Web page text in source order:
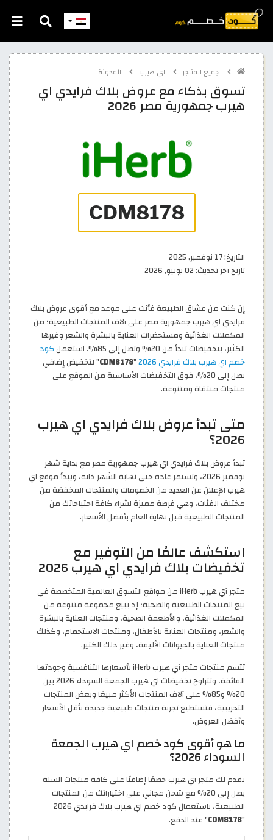
جميع المتاجر اي هيرب المدونة
تسوق بذكاء مع عروض بلاك فرايدي اي
هيرب جمهورية مصر 2026
التاريخ:17 نوفمبر, 2025
تاريخ آخر تحديث:02 يونيو, 2026
إن كنت من عشاق الطبيعة فأنت على موعد مع أقوى عروض بلاك
فرايدي اي هيرب جمهورية مصر على آلاف المنتجات الطبيعية؛ من
المكملات الغذائية ومستحضرات العناية بالبشرة والشعر وغيرها
الكثير، بتخفيضات تبدأ من 20% وتصل إلى 85%. استعمل
كود
خصم اي هيرب بلاك فرايدي 2026
"
CDM8178" لتخفيض إضافي
يصل إلى 20%، فوق التخفيضات الأساسية من الموقع على
منتجات منتقاة ومتنوعة.
متى تبدأ عروض بلاك فرايدي اي هيرب
2026؟
تبدأ عروض بلاك فرايدي اي هيرب جمهورية مصر مع بداية شهر
نوفمبر 2026، وتستمر عادة حتى نهاية الشهر ذاته، ويبدأ موقع اي
هيرب الإعلان عن العديد من الخصومات والمنتجات المخفضة من
مختلف الفئات، وهي فرصة مميزة لشراء كافة احتياجاتك من
المنتجات الطبيعية قبل نهاية العام بأفضل الأسعار.
استكشف عالمًا من التوفير مع
تخفيضات بلاك فرايدي اي هيرب 2026
متجر آي هيرب iHerb من مواقع التسوق العالمية المتخصصة في
بيع المنتجات الطبيعية والصحية؛ إذ يبيع مجموعة متنوعة من
المكملات الغذائية، والأطعمة الصحية، ومنتجات العناية بالبشرة
والشعر، ومنتجات العناية بالأطفال، ومنتجات الاستحمام، وكذلك
منتجات العناية بالحيوانات الأليفة، وغير ذلك الكثير.
تتسم منتجات متجر آي هيرب iHerb بأسعارها التنافسية وجودتها
الفائقة، وتتراوح تخفيضات اي هيرب الجمعة السوداء 2026 بين
20% و85% على آلاف المنتجات الأكثر مبيعًا وبعض المنتجات
التجريبية، فتستطيع تجربة منتجات طبيعية جديدة بأقل الأسعار
وأفضل العروض.
ما هو أقوى كود خصم اي هيرب الجمعة
السوداء 2026؟
يقدم لك متجر آي هيرب خصمًا إضافيًا على كافة منتجات السلة
يصل إلى 20% مع شحن مجاني على اختياراتك من المنتجات
الطبيعية، باستعمال كود خصم اي هيرب بلاك فرايدي 2026
"
CDM8178" عند الدفع.